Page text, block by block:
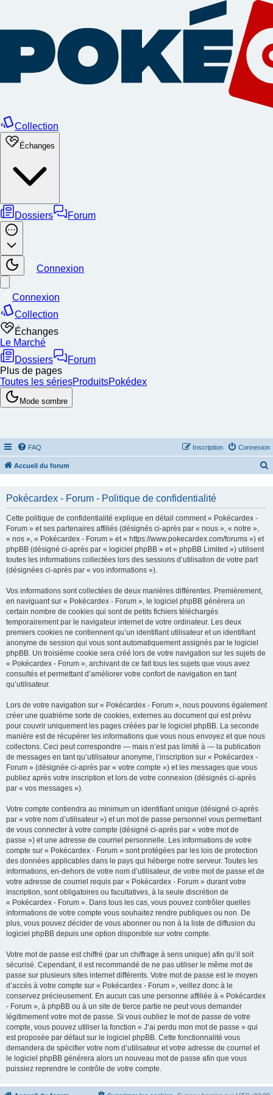
FAQ Connexion
Inscription
Accueil du forum
Pokécardex - Forum - Politique de confidentialité
Cette politique de confidentialité explique en détail comment « Pokécardex -
Forum » et ses partenaires affiliés (désignés ci-après par « nous », « notre »,
« nos », « Pokécardex - Forum » et « https://www.pokecardex.com/forums ») et
phpBB (désigné ci-après par « logiciel phpBB » et « phpBB Limited ») utilisent
toutes les informations collectées lors des sessions d’utilisation de votre part
(désignées ci-après par « vos informations »).
Vos informations sont collectées de deux manières différentes. Premièrement,
en naviguant sur « Pokécardex - Forum », le logiciel phpBB génèrera un
certain nombre de cookies qui sont de petits fichiers téléchargés
temporairement par le navigateur internet de votre ordinateur. Les deux
premiers cookies ne contiennent qu’un identifiant utilisateur et un identifiant
anonyme de session qui vous sont automatiquement assignés par le logiciel
phpBB. Un troisième cookie sera créé lors de votre navigation sur les sujets de
« Pokécardex - Forum », archivant de ce fait tous les sujets que vous avez
consultés et permettant d’améliorer votre confort de navigation en tant
qu’utilisateur.
Lors de votre navigation sur « Pokécardex - Forum », nous pouvons également
créer une quatrième sorte de cookies, externes au document qui est prévu
pour couvrir uniquement les pages créées par le logiciel phpBB. La seconde
manière est de récupérer les informations que vous nous envoyez et que nous
collectons. Ceci peut correspondre — mais n’est pas limité à — la publication
de messages en tant qu’utilisateur anonyme, l’inscription sur « Pokécardex -
Forum » (désignée ci-après par « votre compte ») et les messages que vous
publiez après votre inscription et lors de votre connexion (désignés ci-après
par « vos messages »).
Votre compte contiendra au minimum un identifiant unique (désigné ci-après
par « votre nom d’utilisateur ») et un mot de passe personnel vous permettant
de vous connecter à votre compte (désigné ci-après par « votre mot de
passe ») et une adresse de courriel personnelle. Les informations de votre
compte sur « Pokécardex - Forum » sont protégées par les lois de protection
des données applicables dans le pays qui héberge notre serveur. Toutes les
informations, en-dehors de votre nom d’utilisateur, de votre mot de passe et de
votre adresse de courriel requis par « Pokécardex - Forum » durant votre
inscription, sont obligatoires ou facultatives, à la seule discrétion de
« Pokécardex - Forum ». Dans tous les cas, vous pouvez contrôler quelles
informations de votre compte vous souhaitez rendre publiques ou non. De
plus, vous pouvez décider de vous abonner ou non à la liste de diffusion du
logiciel phpBB depuis une option disponible sur votre compte.
Votre mot de passe est chiffré (par un chiffrage à sens unique) afin qu’il soit
sécurisé. Cependant, il est recommandé de ne pas utiliser le même mot de
passe sur plusieurs sites internet différents. Votre mot de passe est le moyen
d’accès à votre compte sur « Pokécardex - Forum », veillez donc à le
conservez précieusement. En aucun cas une personne affiliée à « Pokécardex
- Forum », à phpBB ou à un site de tierce partie ne peut vous demander
légitimement votre mot de passe. Si vous oubliez le mot de passe de votre
compte, vous pouvez utiliser la fonction « J’ai perdu mon mot de passe » qui
est proposée par défaut sur le logiciel phpBB. Cette fonctionnalité vous
demandera de spécifier votre nom d’utilisateur et votre adresse de courriel et
le logiciel phpBB générera alors un nouveau mot de passe afin que vous
puissiez reprendre le contrôle de votre compte.